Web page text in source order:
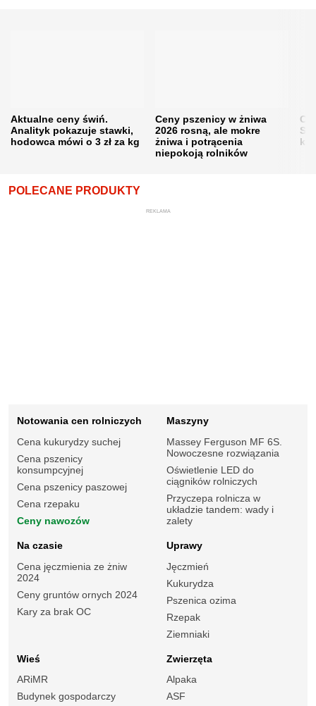
Aktualne ceny świń.
Analityk pokazuje stawki,
hodowca mówi o 3 zł za kg
Ceny pszenicy w żniwa
2026 rosną, ale mokre
żniwa i potrącenia
niepokoją rolników
POLECANE PRODUKTY
REKLAMA
Notowania cen rolniczych
Cena kukurydzy suchej
Cena pszenicy
konsumpcyjnej
Cena pszenicy paszowej
Cena rzepaku
Ceny nawozów
Maszyny
Massey Ferguson MF 6S.
Nowoczesne rozwiązania
Oświetlenie LED do
ciągników rolniczych
Przyczepa rolnicza w
układzie tandem: wady i
zalety
Na czasie
Cena jęczmienia ze żniw
2024
Ceny gruntów ornych 2024
Kary za brak OC
Uprawy
Jęczmień
Kukurydza
Pszenica ozima
Rzepak
Ziemniaki
Wieś
ARiMR
Budynek gospodarczy
Zwierzęta
Alpaka
ASF